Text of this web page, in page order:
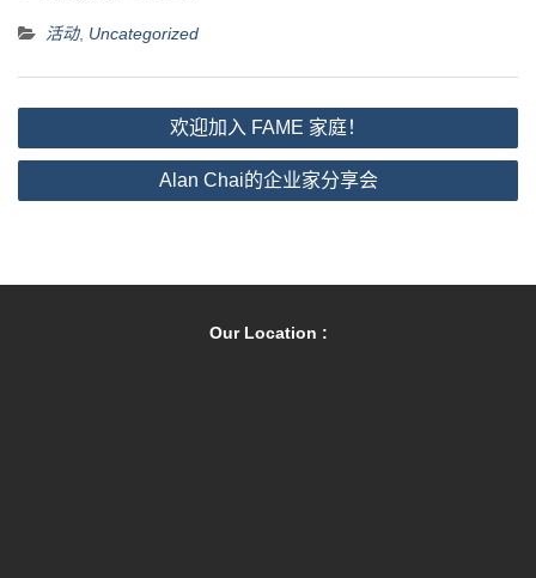
活动, Uncategorized
文
章
欢迎加入 FAME 家庭！
Alan Chai的企业家分享会
Our Location :